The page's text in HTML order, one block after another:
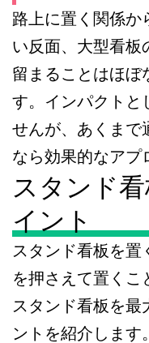
路上に置く関係か
い反面、大型看板
留まることはほぼ
す。インパクトと
せんが、あくまで
なら効果的なアプ
スタンド
イント
スタンド看板を置
を押さえて置くこ
スタンド看板を最
ントを紹介します。